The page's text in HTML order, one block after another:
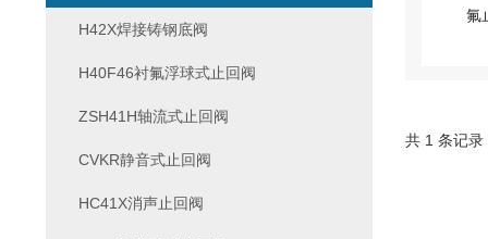
共 1 条记
H42X焊接铸钢底阀
H40F46衬氟浮球式止回阀
ZSH41H轴流式止回阀
CVKR静音式止回阀
HC41X消声止回阀